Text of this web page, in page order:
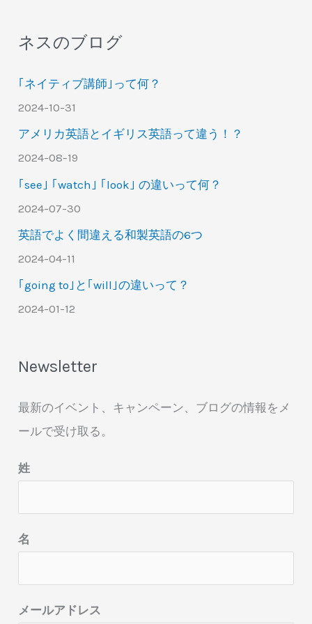
ネスのブログ
｢ネイティブ講師｣って何？
2024-10-31
アメリカ英語とイギリス英語って違う！？
2024-08-19
｢see｣ ｢watch｣ ｢look｣ の違いって何？
2024-07-30
英語でよく間違える和製英語の6つ
2024-04-11
｢going to｣と｢will｣の違いって？
2024-01-12
Newsletter
最新のイベント、キャンペーン、ブログの情報をメ
ールで受け取る。
姓
名
メールアドレス